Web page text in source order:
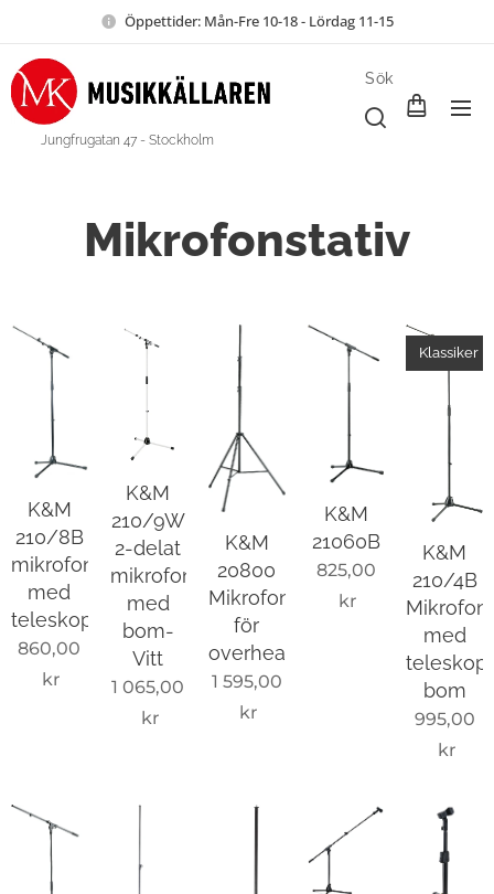
Öppettider: Mån-Fre 10-18 - Lördag 11-15
Jungfrugatan 47 - Stockholm
Sök
Mikrofonstativ
K&M
210/8B
mikrofonstativ
med
teleskopbom
860,00
kr
K&M
210/9W
2-delat
mikrofonstativ
med
bom-
Vitt
1 065,00
kr
K&M
20800
Mikrofonställ
för
overheadmikrofon
1 595,00
kr
K&M
21060B
825,00
kr
K&M
210/4B
med
bom
Klassiker
995,00
kr